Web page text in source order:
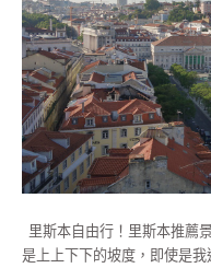
里斯本自由行！里斯本推薦
是上上下下的坡度，即使是